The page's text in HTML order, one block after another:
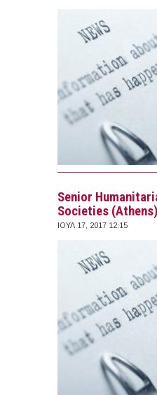
Senior
Societies (Athens)
ΙΟΥΛ 17, 2017 12:15